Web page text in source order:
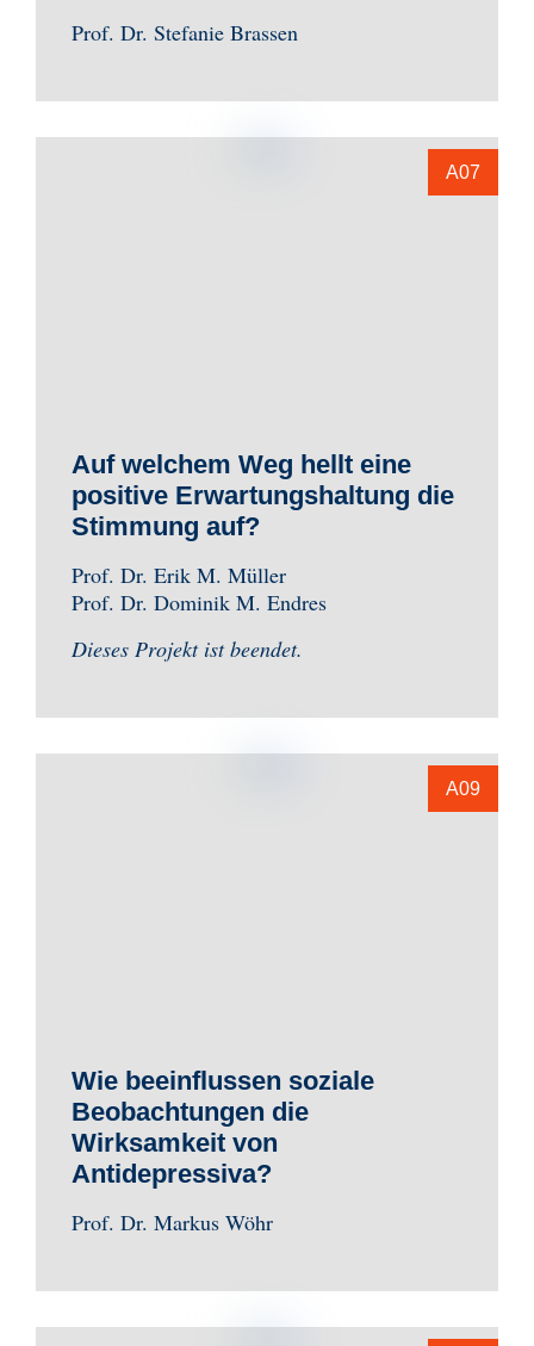
Prof. Dr. Stefanie Brassen
A07
Auf welchem Weg hellt eine
positive Erwartungshaltung die
Stimmung auf?
Prof. Dr. Erik M. Müller
Prof. Dr. Dominik M. Endres
Dieses Projekt ist beendet.
A09
Wie beeinflussen soziale
Beobachtungen die
Wirksamkeit von
Antidepressiva?
Prof. Dr. Markus Wöhr